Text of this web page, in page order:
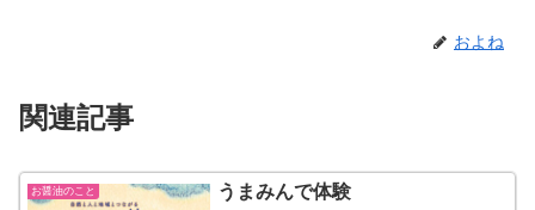
およね
関連記事
お醤油のこと うまみんで体験